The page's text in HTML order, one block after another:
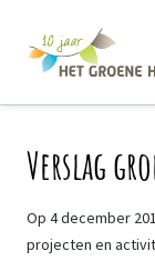
Verslag
Op 4 december
projecten en